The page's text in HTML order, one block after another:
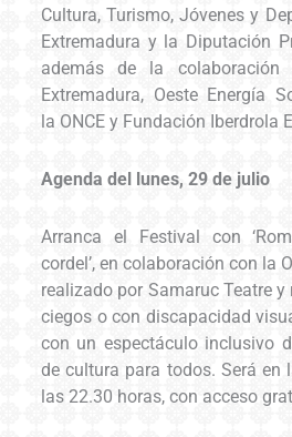
Cultura, Turismo, Jóvenes y
Extremadura y la Diputación
además de la colaboración
Extremadura, Oeste Energía
la ONCE y Fundación Iberdrola
Agenda del lunes, 29 de julio
Arranca el Festival con
cordel’, en colaboración con la
realizado por Samaruc Teatre
ciegos o con discapacidad
con un espectáculo inclusivo
de cultura para todos. Será en
las 22.30 horas, con acceso